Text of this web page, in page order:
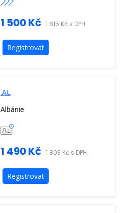
1 500 Kč 1 815 Kč s DPH
Registrovat
.AL
Albánie
1 490 Kč 1 803 Kč s DPH
Registrovat